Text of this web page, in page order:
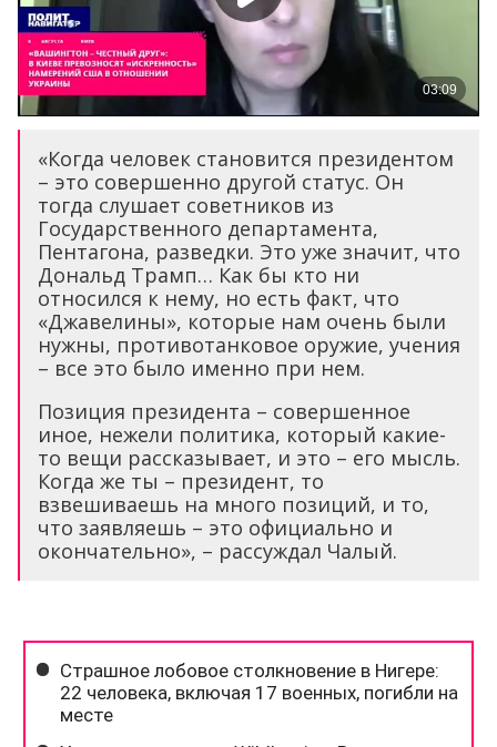
«Когда человек становится президентом
– это совершенно другой статус. Он
тогда слушает советников из
Государственного департамента,
Пентагона, разведки. Это уже значит, что
Дональд Трамп… Как бы кто ни
относился к нему, но есть факт, что
«Джавелины», которые нам очень были
нужны, противотанковое оружие, учения
– все это было именно при нем.
Позиция президента – совершенное
иное, нежели политика, который какие-
то вещи рассказывает, и это – его мысль.
Когда же ты – президент, то
взвешиваешь на много позиций, и то,
что заявляешь – это официально и
окончательно», – рассуждал Чалый.